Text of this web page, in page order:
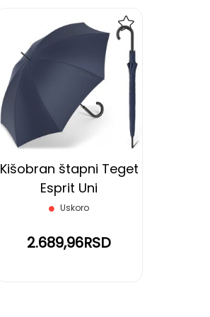
Kišobran štapni Teget
Esprit Uni
Uskoro
2.689,96RSD
NA
LISTU
ŽELJA